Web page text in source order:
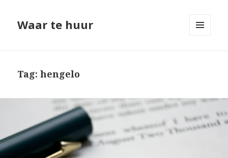
Waar te huur
Tag: hengelo